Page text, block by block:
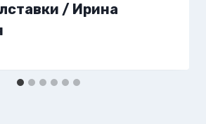
/ Ирина